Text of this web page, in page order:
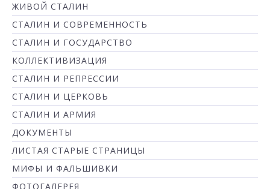
ЖИВОЙ СТАЛИН
СТАЛИН И СОВРЕМЕННОСТЬ
СТАЛИН И ГОСУДАРСТВО
КОЛЛЕКТИВИЗАЦИЯ
СТАЛИН И РЕПРЕССИИ
СТАЛИН И ЦЕРКОВЬ
СТАЛИН И АРМИЯ
ДОКУМЕНТЫ
ЛИСТАЯ СТАРЫЕ СТРАНИЦЫ
МИФЫ И ФАЛЬШИВКИ
ФОТОГАЛЕРЕЯ